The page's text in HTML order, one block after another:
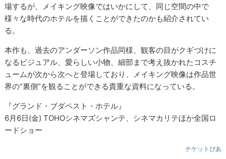
場するが、メイキング映像ではいかにして、同じ空間の中で
様々な時代のホテルを描くことができたのかも紹介されてい
る。
本作も、過去のアンダーソン作品同様、観客の目がクギづけに
なるビジュアル、愛らしい小物、細部まで考え抜かれたコスチ
ュームが次から次へと登場しており、メイキング映像は作品世
界の“裏側”を観ることができる貴重な資料になっている。
『グランド・ブダペスト・ホテル』
6月6日(金) TOHOシネマズシャンテ、シネマカリテほか全国ロ
ードショー
チケットぴあ